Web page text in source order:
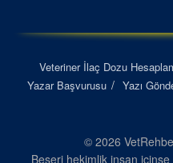
Veteriner İlaç Dozu
Yazar Başvurusu
Yazı
© 2026
Beşeri hekimlik insan